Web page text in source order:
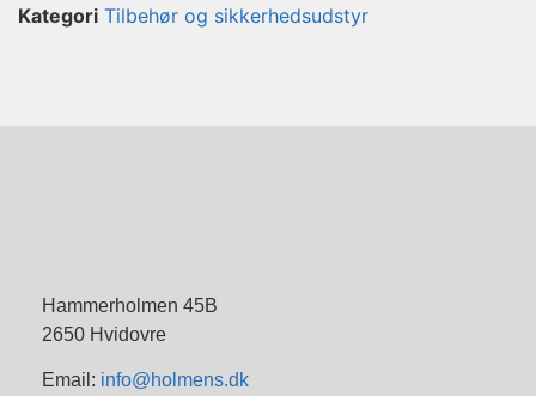
Kategori Tilbehør og sikkerhedsudstyr
Hammerholmen 45B
2650 Hvidovre
Email: info@holmens.dk